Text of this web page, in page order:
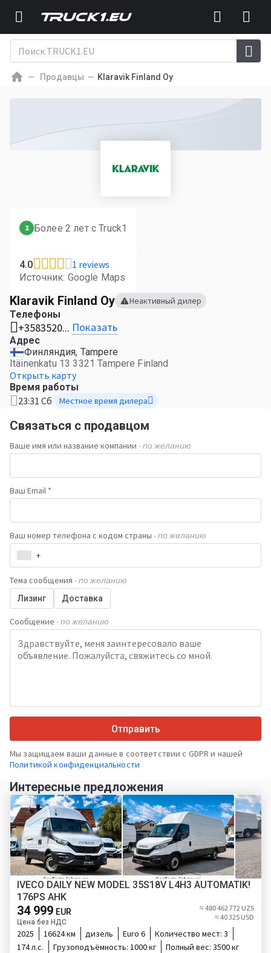
Продавцы Klaravik Finland Oy
Klaravik Finland Oy Неактивный дилер
Телефоны
+3583520... Показать
Адрес
Финляндия, Tampere
Itäinenkatu 13 3321 Tampere Finland
Открыть карту
Время работы
23:31 Сб Местное время дилера
Связаться с продавцом
Ваше имя или название компании - по желанию
Ваш Email *
Ваш номер телефона с кодом страны - по желанию
+
Тема сообщения - по желанию
Лизинг Доставка
Сообщение - по желанию
Отправить
Мы защищаем ваши данные в соответствии с GDPR и нашей
Политикой конфиденциальности
2 Более 2 лет с Truck1
4.0 1 reviews
Источник: Google Maps
Интересные предложения
IVECO DAILY NEW MODEL 35S18V L4H3 AUTOMATIK!
176PS AHK
34 999 EUR
Цена без НДС
≈ 480 462 772 UZS
≈ 40 325 USD
2025 16624 км дизель Euro 6 Количество мест: 3
174 л.с.
Грузоподъёмность: 1000 кг Полный вес: 3500 кг